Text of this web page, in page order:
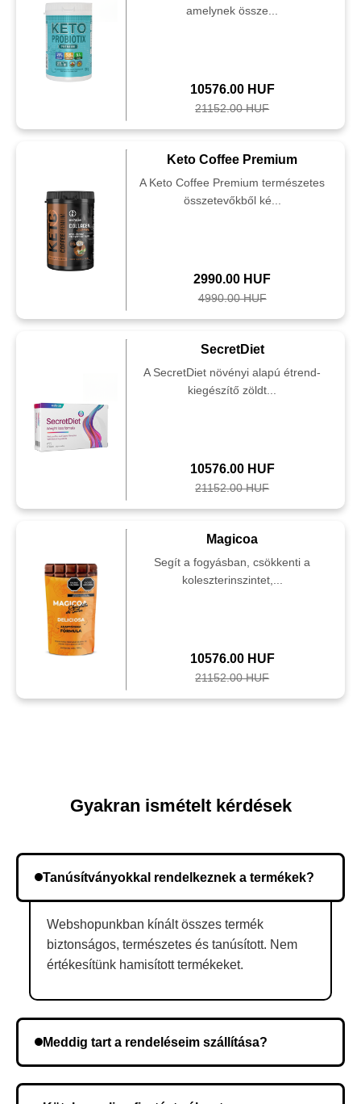
amelynek össze...
10576.00 HUF
21152.00 HUF
Keto Coffee Premium
A Keto Coffee Premium természetes
összetevőkből ké...
2990.00 HUF
4990.00 HUF
SecretDiet
A SecretDiet növényi alapú étrend-
kiegészítő zöldt...
10576.00 HUF
21152.00 HUF
Magicoa
Segít a fogyásban, csökkenti a
koleszterinszintet,...
10576.00 HUF
21152.00 HUF
Gyakran ismételt kérdések
Tanúsítványokkal rendelkeznek a termékek?
Webshopunkban kínált összes termék
biztonságos, természetes és tanúsított. Nem
értékesítünk hamisított termékeket.
Meddig tart a rendeléseim szállítása?